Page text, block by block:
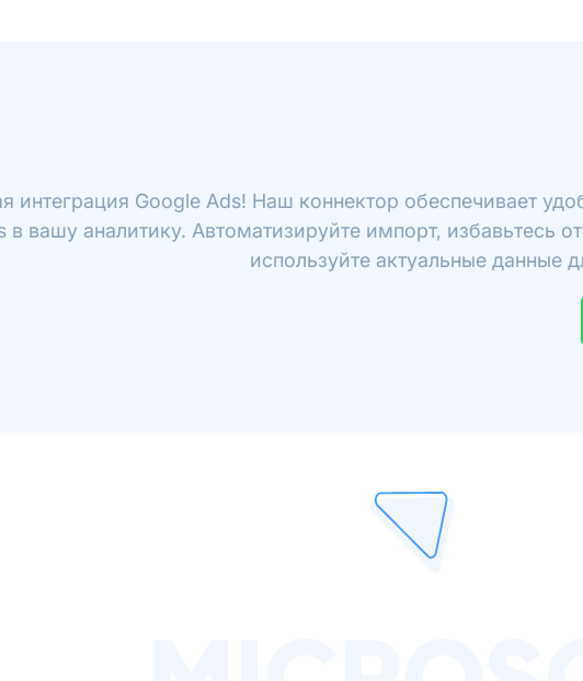
интеграция Google Ads! Наш коннектор обеспечивает
в вашу аналитику. Автоматизируйте импорт, избавьтесь
используйте актуальные данные